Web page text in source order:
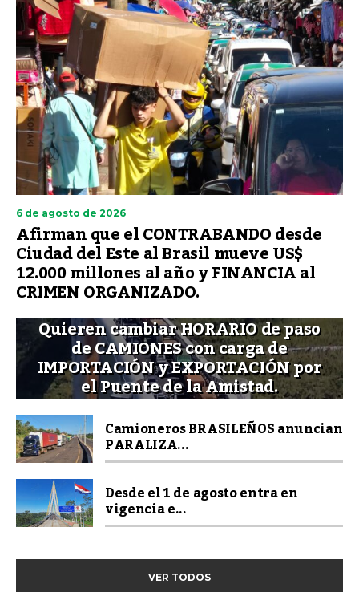
6 de agosto de 2026
Afirman que el CONTRABANDO desde
Ciudad del Este al Brasil mueve US$
12.000 millones al año y FINANCIA al
CRIMEN ORGANIZADO.
Quieren cambiar HORARIO de paso
de CAMIONES con carga de
IMPORTACIÓN y EXPORTACIÓN por
el Puente de la Amistad.
Camioneros BRASILEÑOS anuncian
PARALIZA...
Desde el 1 de agosto entra en
vigencia e...
VER TODOS